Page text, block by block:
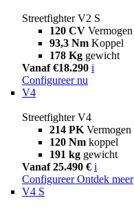
Streetfighter V2 S
120 CV Vermogen
93,3 Nm Koppel
178 Kg gewicht
Vanaf €18.290 i
Configureer nu
V4
Streetfighter V4
214 PK Vermogen
120 Nm koppel
191 kg gewicht
Vanaf 25.490 € i
Configureer Ontdek meer
V4 S